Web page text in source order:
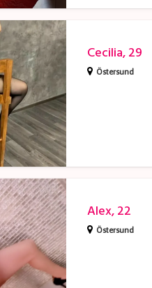
Cecilia, 29
Östersund
Alex, 22
Östersund